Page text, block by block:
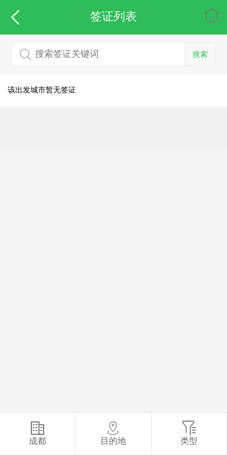
签证列表
搜索
该出发城市暂无签证
成都 目的地 类型